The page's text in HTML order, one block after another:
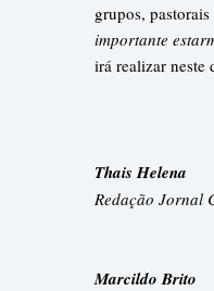
grupos,
importante
irá realizar
Thais Helena
Redação Jornal
Marcildo Brito